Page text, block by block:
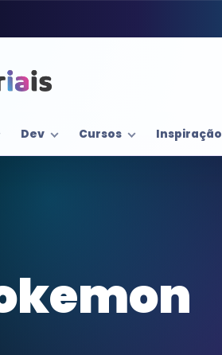
Dev Cursos Inspiração